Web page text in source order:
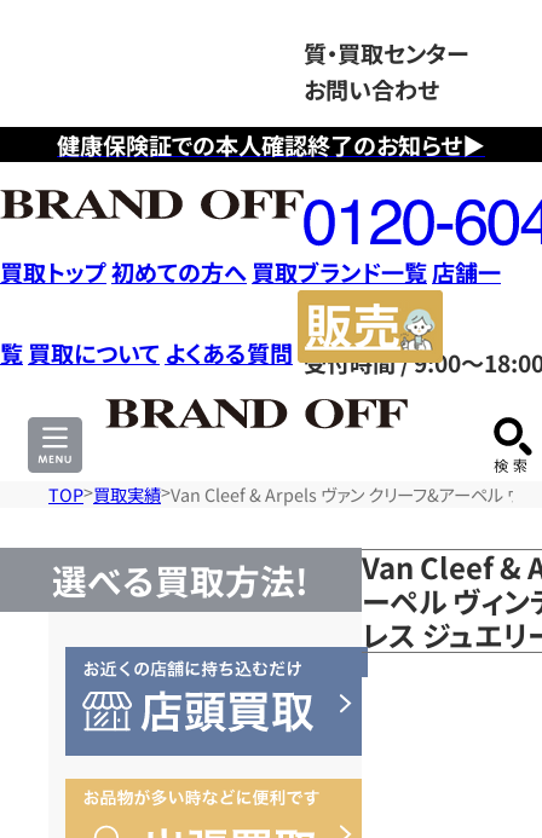
健康保険証での本人確認終了のお知らせ▶
質・買取センター
お問い合わせ
フ
リ
ー
ダ
イ
ヤ
ル
0120604117
受付時間 / 9:00～
買取トップ初めての方へ 買取ブランド一覧店舗一
覧 買取について よくある質問
サ
TOP 買取実績 Van Cleef & Arpels ヴァン クリーフ&アーペル ヴ
選べる買取方法!
Van Cleef &
ーペル ヴィン
レス ジュエ